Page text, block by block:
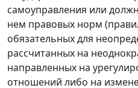
самоуправления или
нем правовых норм
обязательных для
рассчитанных на
направленных на
отношений либо на